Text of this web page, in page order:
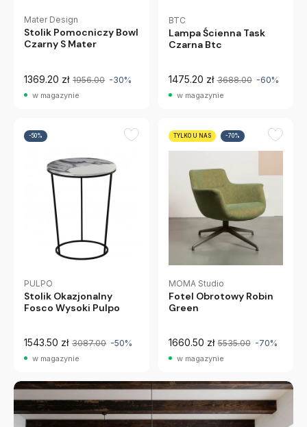
Mater Design
Stolik Pomocniczy Bowl
Czarny S Mater
1369.20 zł 1956.00 -30%
w magazynie
BTC
Lampa Ścienna Task
Czarna Btc
1475.20 zł 3688.00 -60%
w magazynie
-50%
PULPO
Stolik Okazjonalny
Fosco Wysoki Pulpo
1543.50 zł 3087.00 -50%
w magazynie
TYLKO U NAS -70%
MOMA Studio
Fotel Obrotowy Robin
Green
1660.50 zł 5535.00 -70%
w magazynie